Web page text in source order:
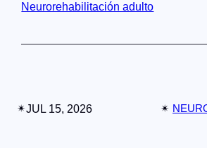
Neurorehabilitación adulto
✴︎JUL 15, 2026 ✴︎